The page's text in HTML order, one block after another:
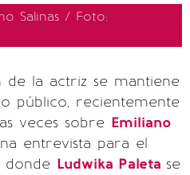
Salinas / Foto:
de la actriz se mantiene
público, recientemente
veces sobre Emiliano
entrevista para el
donde Ludwika Paleta se